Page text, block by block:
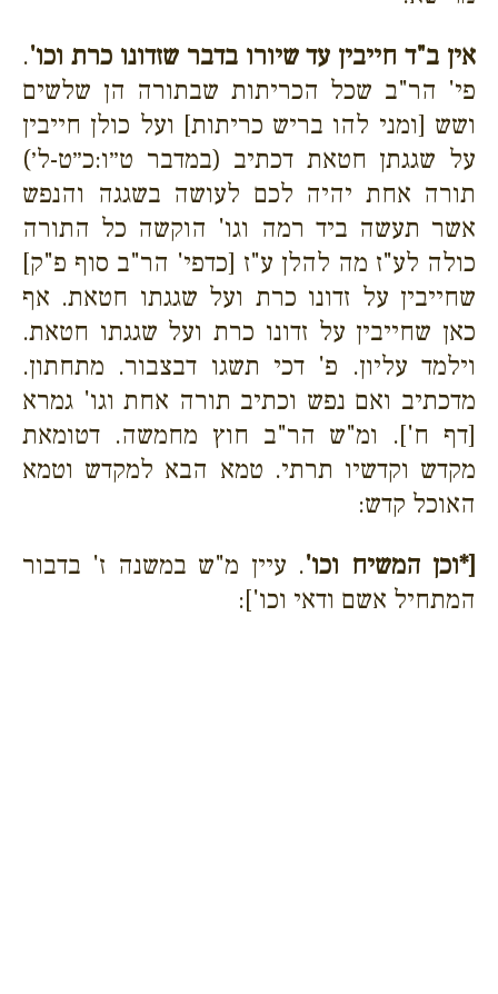
אין ב"ד חייבין עד שיורו בדבר שזדונו כרת וכו'.
פי' הר"ב שכל הכריתות שבתורה הן שלשים
ושש [ומני להו בריש כריתות] ועל כולן חייבין
על שגגתן חטאת דכתיב (במדבר ט״ו:כ״ט-ל׳)
תורה אחת יהיה לכם לעושה בשגגה והנפש
אשר תעשה ביד רמה וגו' הוקשה כל התורה
כולה לע"ז מה להלן ע"ז [כדפי' הר"ב סוף פ"ק]
שחייבין על זדונו כרת ועל שגגתו חטאת. אף
כאן שחייבין על זדונו כרת ועל שגגתו חטאת.
וילמד עליון. פ' דכי תשגו דבצבור. מתחתון.
מדכתיב ואם נפש וכתיב תורה אחת וגו' גמרא
[דף ח']. ומ"ש הר"ב חוץ מחמשה. דטומאת
מקדש וקדשיו תרתי. טמא הבא למקדש וטמא
האוכל קדש:
[*וכן המשיח וכו'. עיין מ"ש במשנה ז' בדבור
המתחיל אשם ודאי וכו']: